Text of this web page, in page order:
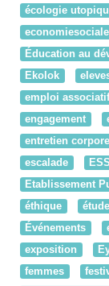
écologie
Éducation au
Ekolok
emploi
engagement
entretien corporel
escalade
ESS
Etablissement
éthique
Événements
exposition
femmes